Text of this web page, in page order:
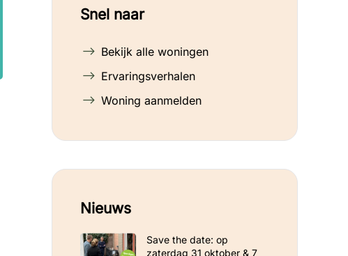
Snel naar
Bekijk alle woningen
Ervaringsverhalen
Woning aanmelden
Nieuws
Save the date: op
zaterdag 31 oktober & 7